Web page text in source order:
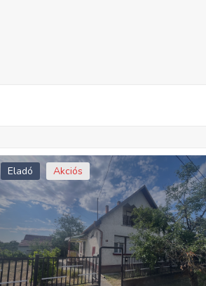
Eladó Akciós